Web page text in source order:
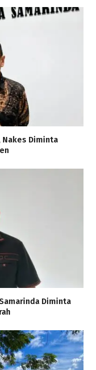
Nakes Diminta
Diminta